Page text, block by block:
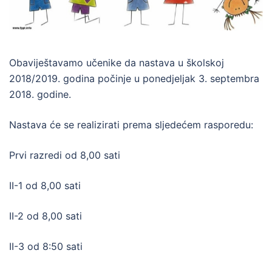
Obaviještavamo učenike da nastava u školskoj
2018/2019. godina počinje u ponedjeljak 3. septembra
2018. godine.
Nastava će se realizirati prema sljedećem rasporedu:
Prvi razredi od 8,00 sati
II-1 od 8,00 sati
II-2 od 8,00 sati
II-3 od 8:50 sati